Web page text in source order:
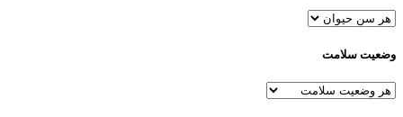
وضعیت سلامت